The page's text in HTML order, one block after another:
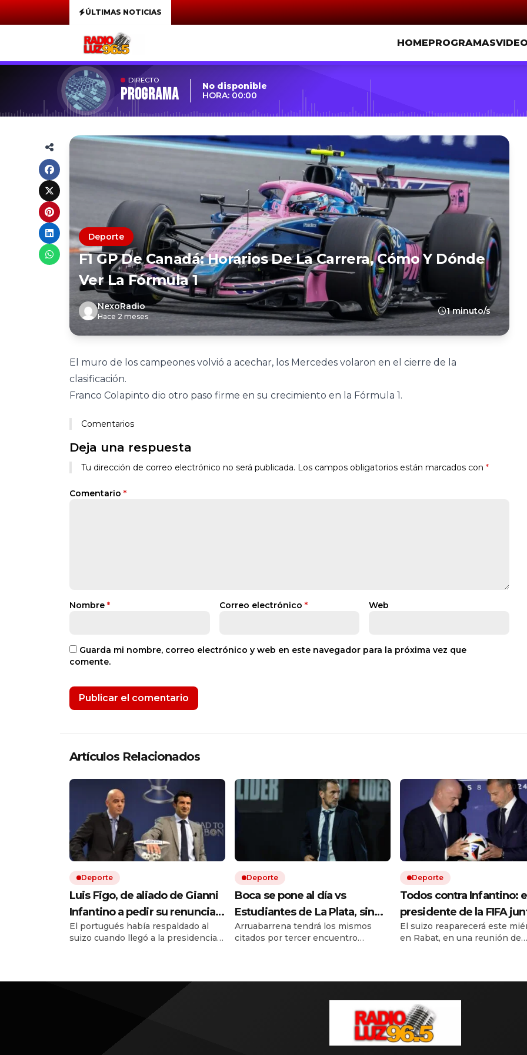
ÚLTIMAS NOTICIAS
HOMEPROGRAMAS
DIRECTO
Programa
No disponible
HORA: 00:00
Deporte
F1 GP De Canadá: Horarios De La Carrera, Cómo Y Dónde
Ver La Fórmula 1
NexoRadio
Hace 2 meses
1 minuto/s
El muro de los campeones volvió a acechar, los Mercedes volaron en el cierre de la
clasificación.
Franco Colapinto dio otro paso firme en su crecimiento en la Fórmula 1.
Comentarios
Deja una respuesta
Tu dirección de correo electrónico no será publicada. Los campos obligatorios están marcados con *
Comentario *
Nombre * Correo electrónico * Web
Guarda mi nombre, correo electrónico y web en este navegador para la próxima vez que
comente.
Artículos Relacionados
Deporte
Luis Figo, de aliado de Gianni
Infantino a pedir su renuncia:
la durísima carta que sacude a
la FIFA
El portugués había respaldado al
suizo cuando llegó a la presidencia
Allí lo acusa de una gestión egoísta y
Deporte
Boca se pone al día vs
Estudiantes de La Plata, sin
Muslera, y busca su primera
victoria en el Torneo Clausura:
Arruabarrena tendrá los mismos
citados por tercer encuentro
Deporte
Todos contra Infantino:
presidente de la FIFA
fuerzas en Marruecos,
sedes del Mundial 2026
El suizo reaparecerá este
en Rabat, en una reunión de